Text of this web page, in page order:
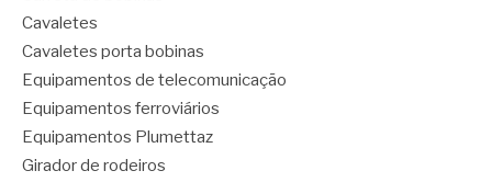
Cavaletes
Cavaletes porta bobinas
Equipamentos de telecomunicação
Equipamentos ferroviários
Equipamentos Plumettaz
Girador de rodeiros